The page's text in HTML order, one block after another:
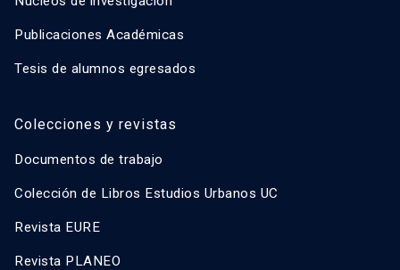
Publicaciones Académicas
Tesis de alumnos egresados
Colecciones y revistas
Documentos de trabajo
Colección de Libros Estudios Urbanos UC
Revista EURE
Revista PLANEO